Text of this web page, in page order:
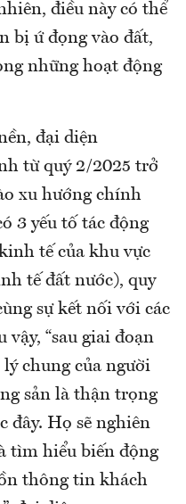
điều này có thể
bị ứ đọng vào đất,
những hoạt động
đại diện
từ quý 2/2025 trở
xu hướng chính
3 yếu tố tác động
tế của khu vực
tế đất nước), quy
sự kết nối với các
vậy, “sau giai đoạn
chung của người
sản là thận trọng
đây. Họ sẽ nghiên
tìm hiểu biến động
thông tin khách